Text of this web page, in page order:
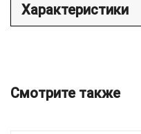
Характеристики
Смотрите также